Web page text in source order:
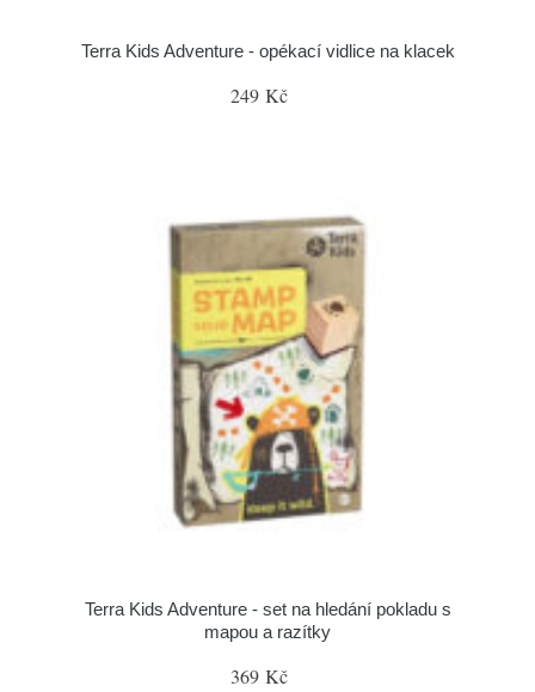
Terra Kids Adventure - opékací vidlice na klacek
249 Kč
Terra Kids Adventure - set na hledání pokladu s
mapou a razítky
369 Kč